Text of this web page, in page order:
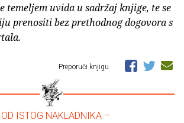
temeljem uvida u sadržaj knjige, te se
prenositi bez prethodnog dogovora s
Preporuči knjigu
ISTOG NAKLADNIKA –